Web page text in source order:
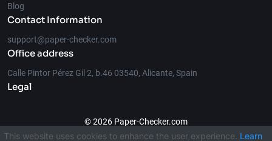
Blog
Contact Information
support@paper-checker.com
Office address
Calle Pintor Pérez Gil 2, b.46 03540, Alicante, Spain
Legal
© 2026 Paper-Checker.com
This website uses cookies to enhance the user experience. Learn